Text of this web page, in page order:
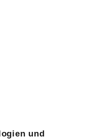
und